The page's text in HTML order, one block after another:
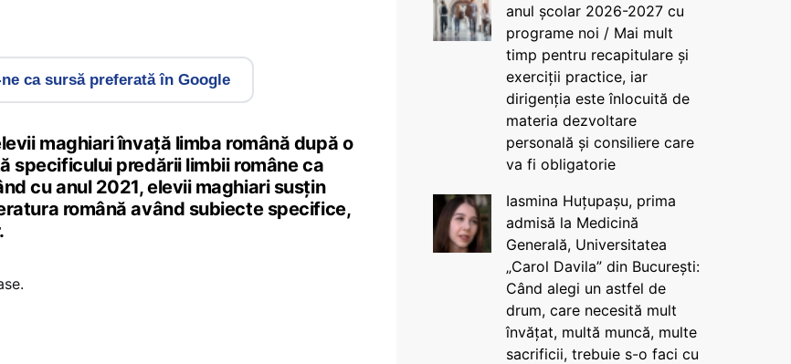
ca sursă preferată în Google
maghiari învață limba română după o
specificului predării limbii române ca
cu anul 2021, elevii maghiari susțin
română având subiecte specifice,
anul școlar 2026-2027 cu
programe noi / Mai mult
timp pentru recapitulare și
exerciții practice, iar
dirigenția este înlocuită de
materia dezvoltare
personală și consiliere care
va fi obligatorie
Iasmina Huțupașu, prima
admisă la Medicină
Generală, Universitatea
„Carol Davila” din București:
Când alegi un astfel de
drum, care necesită mult
învățat, multă muncă, multe
sacrificii, trebuie s-o faci cu